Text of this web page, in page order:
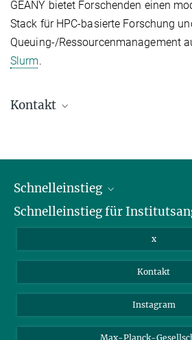
GEANY bietet Forschenden einen
Stack für HPC-basierte Forschung
Queuing-/Ressourcenmanagement
Slurm.
Kontakt
Schnelleinstieg
Bibliothek
Schnelleinstieg für
Webmail
Nextcloud
x
Kontakt
Instagram
Max-Planck-